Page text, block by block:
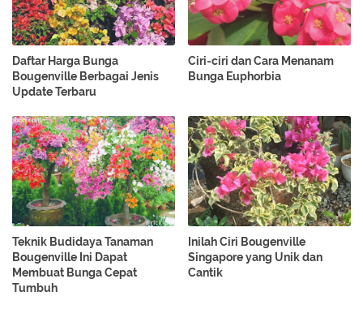
Daftar Harga Bunga
Bougenville Berbagai Jenis
Update Terbaru
Ciri-ciri dan Cara Menanam
Bunga Euphorbia
Teknik Budidaya Tanaman
Bougenville Ini Dapat
Membuat Bunga Cepat
Tumbuh
Inilah Ciri Bougenville
Singapore yang Unik dan
Cantik